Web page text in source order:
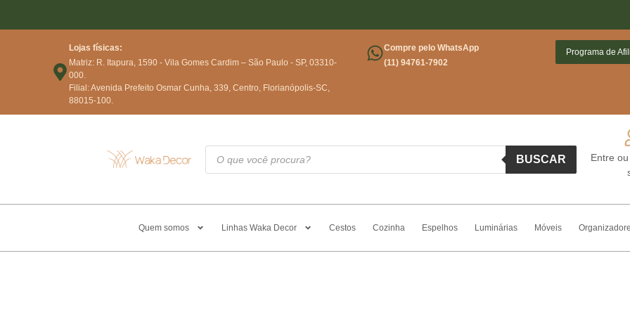
Lojas físicas:
Matriz: R. Itapura, 1590 - Vila Gomes Cardim – São Paulo - SP, 03310-
000.
Filial: Avenida Prefeito Osmar Cunha, 339, Centro, Florianópolis-SC,
88015-100.
Compre pelo WhatsApp
(11) 94761-7902
Programa de
BUSCAR
Entre
Quem somos Linhas Waka Decor Cestos Cozinha Espelhos Luminárias Móveis